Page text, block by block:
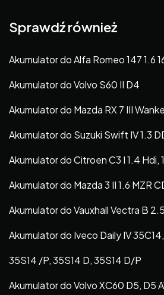
Sprawdź również
Akumulator do Alfa Romeo 147 1.6
Akumulator do Volvo S60 II D4
Akumulator do Mazda RX 7 III
Akumulator do Suzuki Swift IV 1.3
Akumulator do Citroen C3 I 1.4 Hdi,
Akumulator do Mazda 3 II 1.6 MZR
Akumulator do Vauxhall Vectra B
Akumulator do Iveco Daily IV
35S14 /P, 35S14 D, 35S14 D/P
Akumulator do Volvo XC60 D5, D5